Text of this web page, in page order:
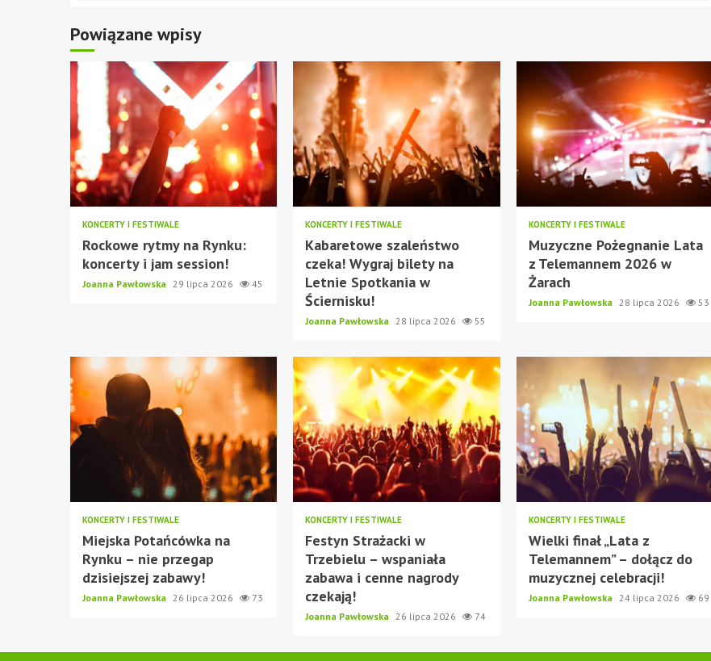
Powiązane wpisy
KONCERTY I FESTIWALE
Rockowe rytmy na Rynku:
koncerty i jam session!
Joanna Pawłowska 29 lipca 2026 45
KONCERTY I FESTIWALE
Kabaretowe szaleństwo
czeka! Wygraj bilety na
Letnie Spotkania w
Ściernisku!
Joanna Pawłowska 28 lipca 2026 55
KONCERTY I FESTIWALE
Muzyczne Pożegnanie Lata
z Telemannem 2026 w
Żarach
Joanna Pawłowska 28 lipca 2026 53
KONCERTY I FESTIWALE
Miejska Potańcówka na
Rynku – nie przegap
dzisiejszej zabawy!
Joanna Pawłowska 26 lipca 2026 73
KONCERTY I FESTIWALE
Festyn Strażacki w
Trzebielu – wspaniała
zabawa i cenne nagrody
czekają!
Joanna Pawłowska 26 lipca 2026 74
KONCERTY I FESTIWALE
Wielki finał „Lata z
Telemannem” – dołącz do
muzycznej celebracji!
Joanna Pawłowska 24 lipca 2026 69